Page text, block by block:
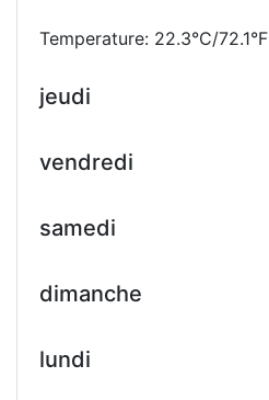
Temperature: 22.3°C/72.1°F
jeudi
vendredi
samedi
dimanche
lundi